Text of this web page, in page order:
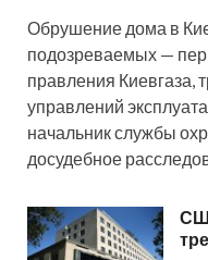
Обрушение дома в
подозреваемых —
правления Киевгаза,
управлений
начальник службы
досудебное